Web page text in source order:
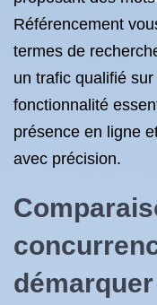
Référencement
termes de
un trafic qualifié
fonctionnalité
présence en ligne
avec précision.